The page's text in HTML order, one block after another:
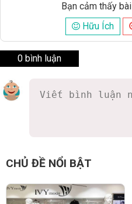
Bạn cảm thấy
Hữu Ích
0 bình luận
CHỦ ĐỀ NỔI BẬT